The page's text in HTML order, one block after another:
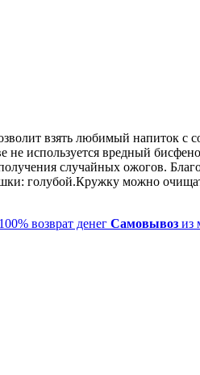
взять любимый напиток с
не используется вредный
случайных ожогов.
голубой.Кружку можно
100% возврат денег Самовывоз из